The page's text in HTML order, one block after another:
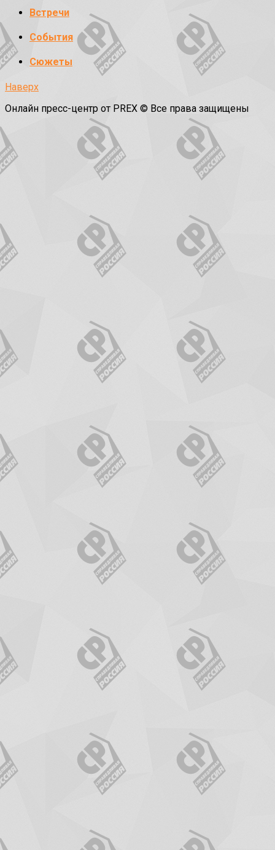
Встречи
События
Сюжеты
Наверх
Онлайн пресс-центр от PREX © Все права защищены